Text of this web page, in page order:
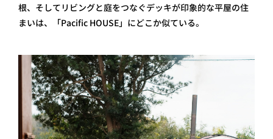
根、そしてリビングと庭をつなぐデッキが印象的な平屋の住
まいは、「Pacific HOUSE」にどこか似ている。